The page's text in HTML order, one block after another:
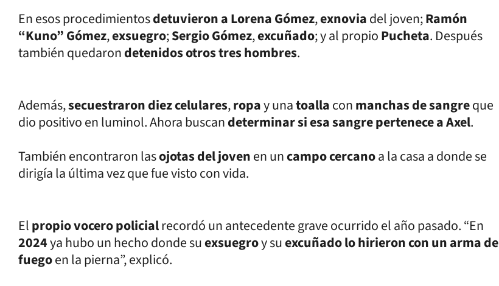
En esos procedimientosdetuvieron a Lorena Gómez,exnoviadel joven;Ramón
“Kuno” Gómez,exsuegro;Sergio Gómez,excuñado; y al propioPucheta. Después
también quedarondetenidos otros tres hombres.
Además,secuestraron diez celulares,ropay unatoallaconmanchas de sangreque
dio positivo en luminol. Ahora buscandeterminar si esa sangre pertenece a Axel.
También encontraron lasojotas del jovenen uncampo cercanoa la casa a donde se
dirigía la última vez que fue visto con vida.
Elpropio vocero policialrecordó un antecedente grave ocurrido el año pasado. “En
2024ya hubo un hecho donde suexsuegroy suexcuñado lo hirieron con un arma de
fuegoen la pierna”, explicó.